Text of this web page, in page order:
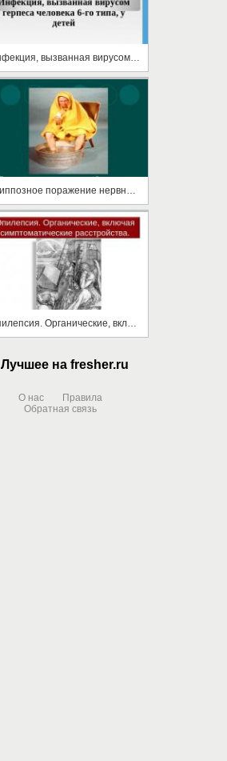
Гриппозное поражение нервной системы
Эпилепсия. Органические, включая симптоматические расстройства
Лучшее на fresher.ru
О нас
Правила
Обратная связь